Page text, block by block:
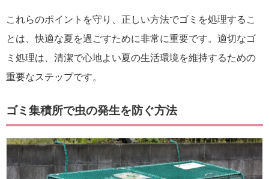
これらのポイントを守り、正しい方法でゴミを処理するこ
とは、快適な夏を過ごすために非常に重要です。適切なゴ
ミ処理は、清潔で心地よい夏の生活環境を維持するための
重要なステップです。
ゴミ集積所で虫の発生を防ぐ方法